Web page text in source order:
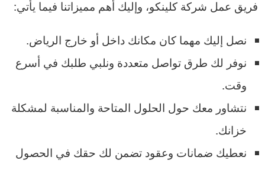
فريق عمل شركة كلينكو، وإليك أهم مميزاتنا فيما يأتي:
نصل إليك مهما كان مكانك داخل أو خارج الرياض.
نوفر لك طرق تواصل متعددة ونلبي طلبك في أسرع
وقت.
نتشاور معك حول الحلول المتاحة والمناسبة لمشكلة
خزانك.
نعطيك ضمانات وعقود تضمن لك حقك في الحصول